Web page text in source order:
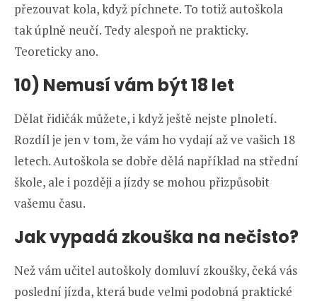
přezouvat kola, když píchnete. To totiž autoškola
tak úplně neučí. Tedy alespoň ne prakticky.
Teoreticky ano.
10) Nemusí vám být 18 let
Dělat řidičák můžete, i když ještě nejste plnoletí.
Rozdíl je jen v tom, že vám ho vydají až ve vašich 18
letech. Autoškola se dobře dělá například na střední
škole, ale i později a jízdy se mohou přizpůsobit
vašemu času.
Jak vypadá zkouška na nečisto?
Než vám učitel autoškoly domluví zkoušky, čeká vás
poslední jízda, která bude velmi podobná praktické